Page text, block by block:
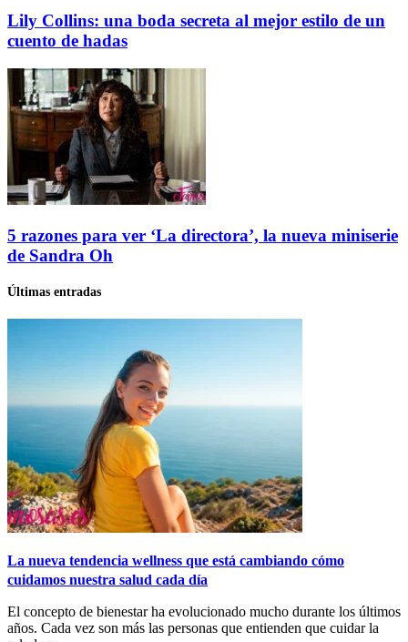
Lily Collins: una boda secreta al mejor estilo de un
cuento de hadas
5 razones para ver ‘La directora’, la nueva miniserie
de Sandra Oh
Últimas entradas
La nueva tendencia wellness que está cambiando cómo
cuidamos nuestra salud cada día
El concepto de bienestar ha evolucionado mucho durante los últimos
años. Cada vez son más las personas que entienden que cuidar la